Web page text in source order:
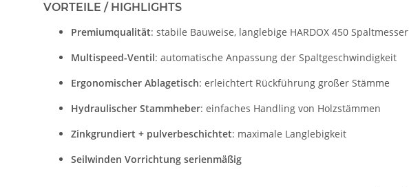
VORTEILE / HIGHLIGHTS
Premiumqualität: stabile Bauweise, langlebige HARDOX 450 Spaltmesser
Multispeed-Ventil: automatische Anpassung der Spaltgeschwindigkeit
Ergonomischer Ablagetisch: erleichtert Rückführung großer Stämme
Hydraulischer Stammheber: einfaches Handling von Holzstämmen
Zinkgrundiert + pulverbeschichtet: maximale Langlebigkeit
Seilwinden Vorrichtung serienmäßig